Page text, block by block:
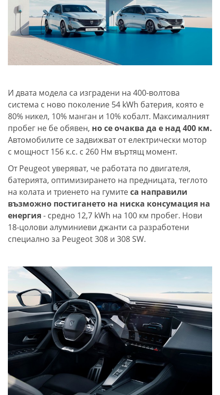
И двата модела са изградени на 400-волтова
система с ново поколение 54 kWh батерия, която е
80% никел, 10% манган и 10% кобалт. Максималният
пробег не бе обявен, но се очаква да е над 400 км.
Автомобилите се задвижват от електрически мотор
с мощност 156 к.с. с 260 Нм въртящ момент.
От Peugeot уверяват, че работата по двигателя,
батерията, оптимизирането на предницата, теглото
на колата и триенето на гумитеса направили
възможно постигането на ниска консумация на
енергия- средно 12,7 kWh на 100 км пробег. Нови
18-цолови алуминиеви джанти са разработени
специално за Peugeot 308 и 308 SW.